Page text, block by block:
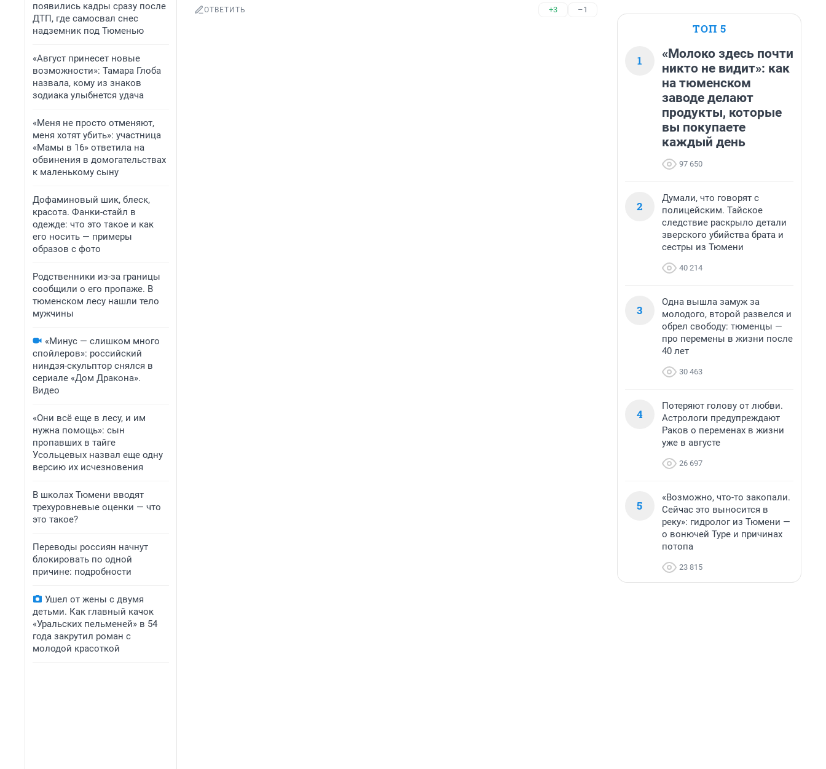
появились кадры сразу после
ДТП, где самосвал снес
надземник под Тюменью
«Август принесет новые
возможности»: Тамара Глоба
назвала, кому из знаков
зодиака улыбнется удача
«Меня не просто отменяют,
меня хотят убить»: участница
«Мамы в 16» ответила на
обвинения в домогательствах
к маленькому сыну
Дофаминовый шик, блеск,
красота. Фанки-стайл в
одежде: что это такое и как
его носить — примеры
образов с фото
Родственники из-за границы
сообщили о его пропаже. В
тюменском лесу нашли тело
мужчины
«Минус — слишком много
спойлеров»: российский
ниндзя-скульптор снялся в
сериале «Дом Дракона».
Видео
«Они всё еще в лесу, и им
нужна помощь»: сын
пропавших в тайге
Усольцевых назвал еще одну
версию их исчезновения
В школах Тюмени вводят
трехуровневые оценки — что
это такое?
Переводы россиян начнут
блокировать по одной
причине: подробности
Ушел от жены с двумя
детьми. Как главный качок
«Уральских пельменей» в 54
года закрутил роман с
молодой красоткой
ОТВЕТИТЬ +3 –1
ТОП 5
1
«Молоко здесь почти
никто не видит»: как
на тюменском
заводе делают
продукты, которые
вы покупаете
каждый день
97 650
2
Думали, что говорят с
полицейским. Тайское
следствие раскрыло детали
зверского убийства брата и
сестры из Тюмени
40 214
3
Одна вышла замуж за
молодого, второй развелся и
обрел свободу: тюменцы —
про перемены в жизни после
40 лет
30 463
4
Потеряют голову от любви.
Астрологи предупреждают
Раков о переменах в жизни
уже в августе
26 697
5
«Возможно, что-то закопали.
Сейчас это выносится в
реку»: гидролог из Тюмени —
о вонючей Туре и причинах
потопа
23 815